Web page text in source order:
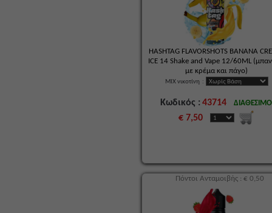
HASHTAG FLAVORSHOTS BANANA
ICE 14 Shake and Vape 12/60ML
με κρέμα και πάγο)
MIX νικοτίνη :
Κωδικός : 43714 ΔΙΑΘΕΣΙΜΟ
€ 7,50
Πόντοι Ανταμοιβής : € 0,50